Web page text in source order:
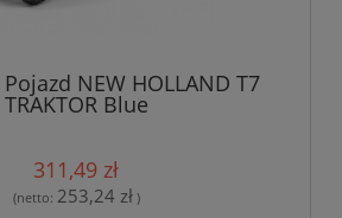
NEW HOLLAND T7
TRAKTOR Blue
311,49 zł
(netto: 253,24 zł)